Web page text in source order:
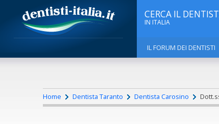
CERCA IL
IN ITALIA
IL FORUM DEI DENTISTI
Home Dentista Taranto Dentista Carosino